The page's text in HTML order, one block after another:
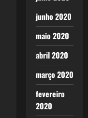
junho 2020
maio 2020
abril 2020
março 2020
fevereiro
2020